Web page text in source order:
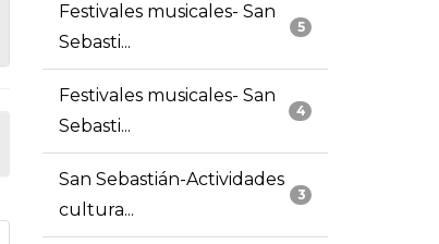
5
Festivales musicales- San
Sebasti...
4
Festivales musicales- San
Sebasti...
3
San Sebastián-Actividades
cultura...